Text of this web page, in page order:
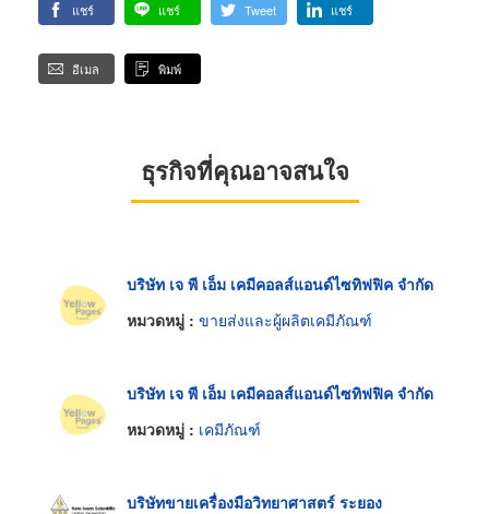
แชร์ แชร์ Tweet แชร์
อีเมล พิมพ์
ธุรกิจที่คุณอาจสนใจ
บริษัท เจ พี เอ็ม เคมีคอลส์แอนด์ไซทิฟฟิค จำกัด
หมวดหมู่ : ขายส่งและผู้ผลิตเคมีภัณฑ์
บริษัท เจ พี เอ็ม เคมีคอลส์แอนด์ไซทิฟฟิค จำกัด
หมวดหมู่ : เคมีภัณฑ์
บริษัทขายเครื่องมือวิทยาศาสตร์ ระยอง